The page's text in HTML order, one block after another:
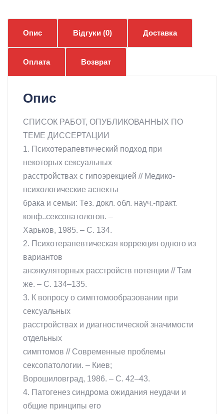
сексуальной
неудачи
у
мужчин"
Опис Відгуки (0) Доставка
Оплата Возврат
Опис
СПИСОК РАБОТ, ОПУБЛИКОВАННЫХ ПО
ТЕМЕ ДИССЕРТАЦИИ
1. Психотерапевтический подход при
некоторых сексуальных
расстройствах с гипоэрекцией // Медико-
психологические аспекты
брака и семьи: Тез. докл. обл. науч.-практ.
конф..сексопатологов. –
Харьков, 1985. – С. 134.
2. Психотерапевтическая коррекция одного из
вариантов
анэякуляторных расстройств потенции // Там
же. – С. 134–135.
3. К вопросу о симптомообраэовании при
сексуальных
расстройствах и диагностической значимости
отдельных
симптомов // Современные проблемы
сексопатологии. – Киев;
Ворошиловград, 1986. – С. 42–43.
4. Патогенез синдрома ожидания неудачи и
общие принципы его